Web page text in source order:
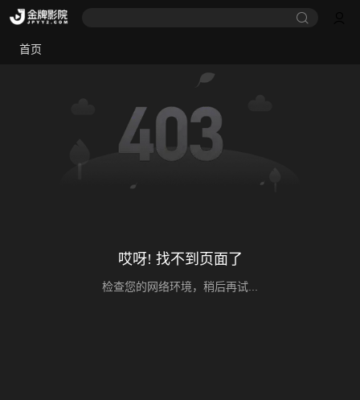
首页
哎呀! 找不到页面了
检查您的网络环境，稍后再试...